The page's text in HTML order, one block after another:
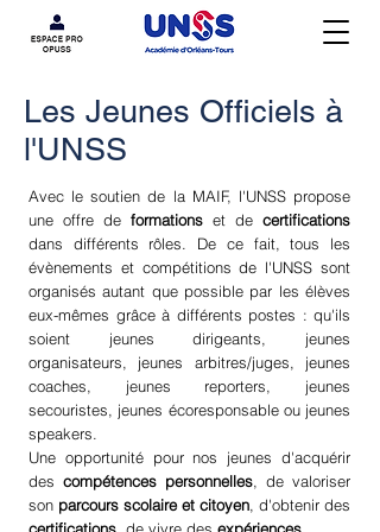
Les Jeunes Officiels à
l'UNSS
Avec le soutien de la MAIF, l'UNSS propose
une offre de formations et de certifications
dans différents rôles. De ce fait, tous les
évènements et compétitions de l'UNSS sont
organisés autant que possible par les élèves
eux-mêmes grâce à différents postes : qu'ils
soient jeunes dirigeants, jeunes
organisateurs, jeunes arbitres/juges, jeunes
coaches, jeunes reporters, jeunes
secouristes, jeunes écoresponsable ou jeunes
speakers.​
Une opportunité pour nos jeunes d'acquérir
des compétences personnelles, de valoriser
son parcours scolaire et citoyen, d'obtenir des